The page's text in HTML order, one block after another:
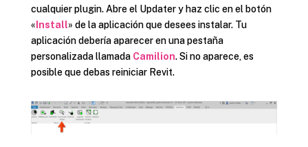
cualquier plugin. Abre el Updater y haz clic en el botón
« Install» de la aplicación que desees instalar. Tu
aplicación debería aparecer en una pestaña
personalizada llamada Camilion. Si no aparece, es
posible que debas reiniciar Revit.